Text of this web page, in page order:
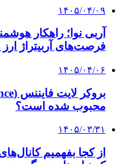
دو دستی مهندسی دنیا
۱۴۰۲/۱۰/۲۲
داریم
۱۴۰۲/۱۰/۲۲
سیگنال‌های مثبتی از
مجدد لایحه FATF